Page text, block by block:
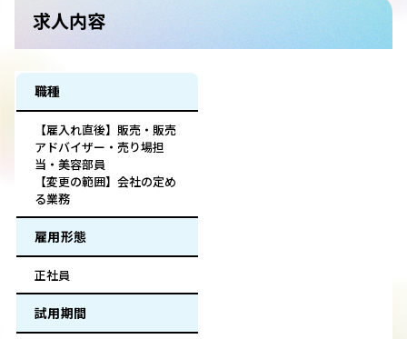
求人内容
職種
【雇入れ直後】販売・販売
アドバイザー・売り場担
当・美容部員
【変更の範囲】会社の定め
る業務
雇用形態
正社員
試用期間